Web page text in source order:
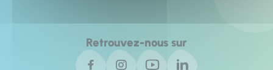
Retrouvez-nous sur